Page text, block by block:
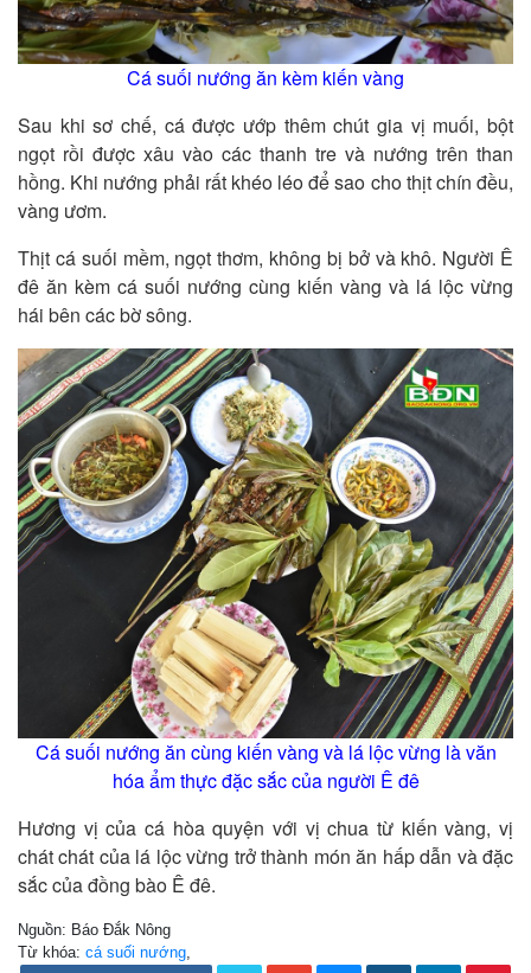
Cá suối nướng ăn kèm kiến vàng
Sau khi sơ chế, cá được ướp thêm chút gia vị muối, bột
ngọt rồi được xâu vào các thanh tre và nướng trên than
hồng. Khi nướng phải rất khéo léo để sao cho thịt chín đều,
vàng ươm.
Thịt cá suối mềm, ngọt thơm, không bị bở và khô. Người Ê
đê ăn kèm cá suối nướng cùng kiến vàng và lá lộc vừng
hái bên các bờ sông.
Cá suối nướng ăn cùng kiến vàng và lá lộc vừng là văn
hóa ẩm thực đặc sắc của người Ê đê
Hương vị của cá hòa quyện với vị chua từ kiến vàng, vị
chát chát của lá lộc vừng trở thành món ăn hấp dẫn và đặc
sắc của đồng bào Ê đê.
Nguồn: Báo Đắk Nông
Từ khóa: cá suối nướng,